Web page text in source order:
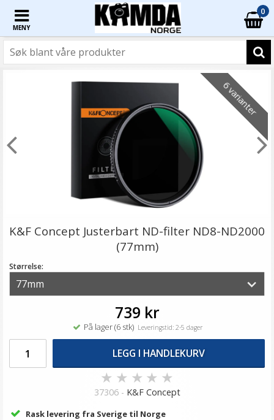
MENY
0
6 varianter
K&F Concept Justerbart ND-filter ND8-ND2000
(77mm)
Størrelse:
739 kr
På lager (6 stk)Leveringstid: 2-5 dager
LEGG I HANDLEKURV
★ ★ ★ ★ ★
37306 - K&F Concept
Rask levering fra Sverige til Norge